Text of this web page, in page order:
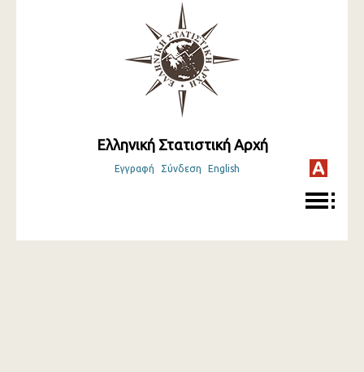
Ελληνική Στατιστική Αρχή
Εγγραφή Σύνδεση English